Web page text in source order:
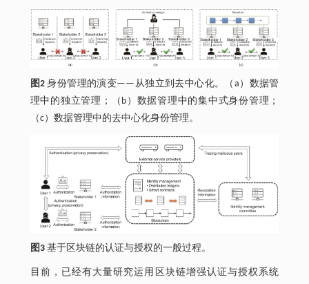
图2 身份管理的演变——从独立到去中心化。（a）数据管
理中的独立管理；（b）数据管理中的集中式身份管理；
（c）数据管理中的去中心化身份管理。
图3基于区块链的认证与授权的一般过程。
目前，已经有大量研究运用区块链增强认证与授权系统